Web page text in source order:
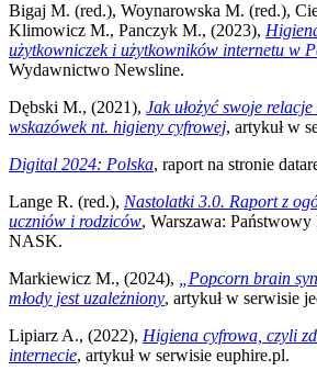
Bigaj M. (red.), Woynarowska M. (red.),
Klimowicz M., Panczyk M., (2023),
użytkowniczek i użytkowników internetu w
Wydawnictwo Newsline.
Dębski M., (2021), Jak ułożyć swoje
wskazówek nt. higieny cyfrowej, artykuł w
Digital 2024: Polska, raport na stronie
Lange R. (red.), Nastolatki 3.0. Raport z
uczniów i rodziców, Warszawa:
NASK.
Markiewicz M., (2024),
„Popcorn brain
młody jest uzależniony, artykuł w serwisie
Lipiarz A., (2022), Higiena cyfrowa, czyli
internecie, artykuł w serwisie euphire.pl.